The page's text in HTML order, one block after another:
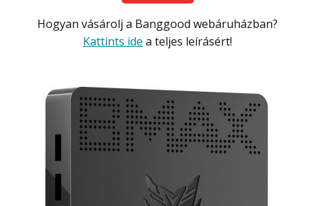
Hogyan vásárolj a Banggood webáruházban?
Kattints ide a teljes leírásért!